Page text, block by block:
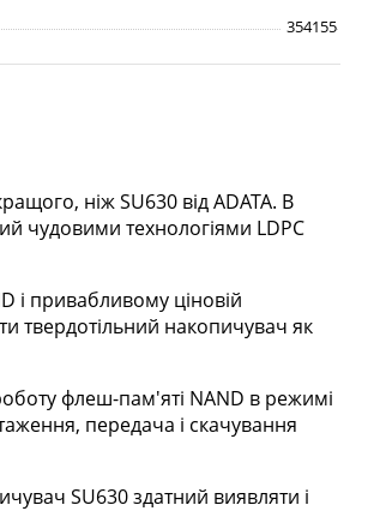
354155
ніж SU630 від ADATA. В
чудовими технологіями LDPC
і привабливому ціновій
твердотільний накопичувач як
флеш-пам'яті NAND в режимі
передача і скачування
SU630 здатний виявляти і